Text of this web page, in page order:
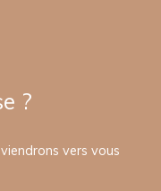
?
vers vous